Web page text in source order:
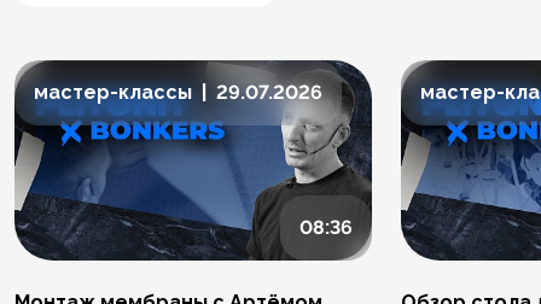
мастер-классы | 29.07.2026
08:36
мастер-